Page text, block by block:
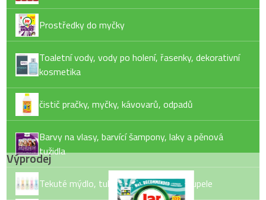
Prostředky do myčky
Toaletní vody, vody po holení, řasenky, dekorativní
kosmetika
čistič pračky, myčky, kávovarů, odpadů
Barvy na vlasy, barvící šampony, laky a pěnová
tužidla
Tekuté mýdlo, tuhé mýdlo, pěny do koupele
Výprodej